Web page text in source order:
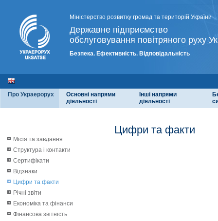
Міністерство розвитку громад та територій України
Державне підприємство
обслуговування повітряного руху
Безпека. Ефективність. Відповідальність
Про Украерорух
Основні напрями
діяльності
Інші напрями
діяльності
Місія та завдання
Структура і контакти
Сертифікати
Відзнаки
Цифри та факти
Річні звіти
Економіка та фінанси
Фінансова звітність
Цифри та факти